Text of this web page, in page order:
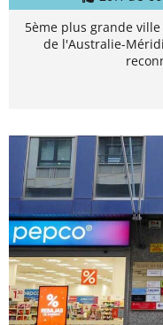
5ème plus grande
de l'Australie-